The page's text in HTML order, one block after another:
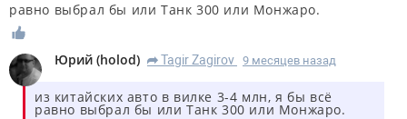
равно выбрал бы или Танк 300 или Монжаро.
Юрий (holod) R Tagir Zagirov 9 месяцев назад
из китайских авто в вилке 3-4 млн, я бы всё
равно выбрал бы или Танк 300 или Монжаро.